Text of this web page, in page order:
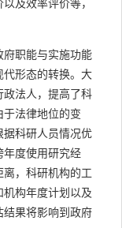
及效率评价等，
府职能与实施功能
代形态的转换。大
政法人，提高了科
法律地位的变
据科研人员情况优
年度使用研究经
，科研机构的工
构年度计划以及
结果将影响到政府